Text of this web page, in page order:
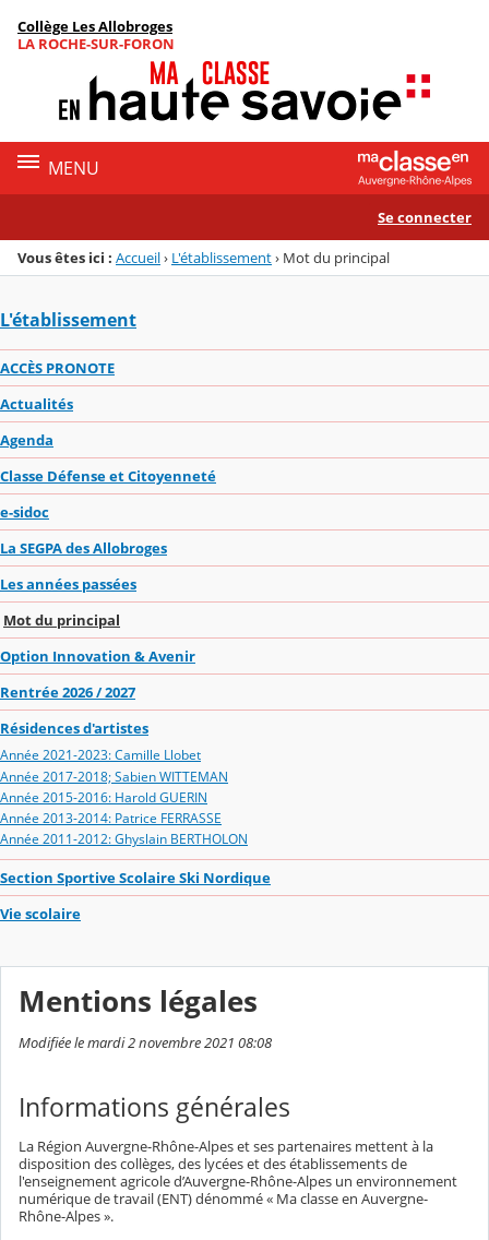
Menu de la rubrique
Contenu
Collège Les Allobroges
LA ROCHE-SUR-FORON
MENU
Se connecter
Vous êtes ici : Accueil› L'établissement› Mot du principal
L'établissement
ACCÈS PRONOTE
Actualités
Agenda
Classe Défense et Citoyenneté
e-sidoc
La SEGPA des Allobroges
Les années passées
Mot du principal
Option Innovation & Avenir
Rentrée 2026 / 2027
Résidences d'artistes
Année 2021-2023: Camille Llobet
Année 2017-2018; Sabien WITTEMAN
Année 2015-2016: Harold GUERIN
Année 2013-2014: Patrice FERRASSE
Année 2011-2012: Ghyslain BERTHOLON
Section Sportive Scolaire Ski Nordique
Vie scolaire
Mentions légales
Modifiée le mardi 2 novembre 2021 08:08
Informations générales
La Région Auvergne-Rhône-Alpes et ses partenaires mettent à la
disposition des collèges, des lycées et des établissements de
l'enseignement agricole d’Auvergne-Rhône-Alpes un environnement
numérique de travail (ENT) dénommé « Ma classe en Auvergne-
Rhône-Alpes ».